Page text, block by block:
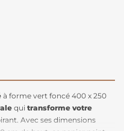
à forme vert foncé 400 x 250
qui transforme votre
Avec ses dimensions